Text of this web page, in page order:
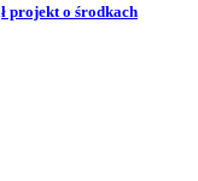
projekt o środkach